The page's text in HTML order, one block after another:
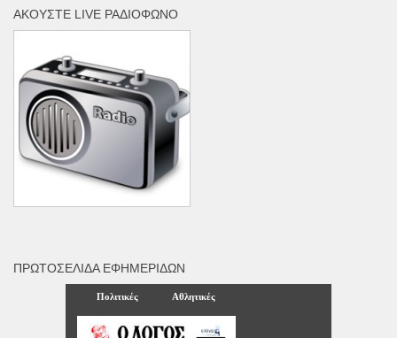
ΑΚΟΎΣΤΕ LIVE ΡΑΔΙΌΦΩΝΟ
ΠΡΩΤΟΣΈΛΙΔΑ ΕΦΗΜΕΡΊΔΩΝ